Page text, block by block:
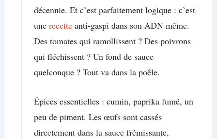
décennie. Et c’est parfaitement logique : c’est
une recetteanti-gaspi dans son ADN même.
Des tomates qui ramollissent ? Des poivrons
qui fléchissent ? Un fond de sauce
quelconque ? Tout va dans la poêle.
Épices essentielles : cumin, paprika fumé, un
peu de piment. Les œufs sont cassés
directement dans la sauce frémissante,